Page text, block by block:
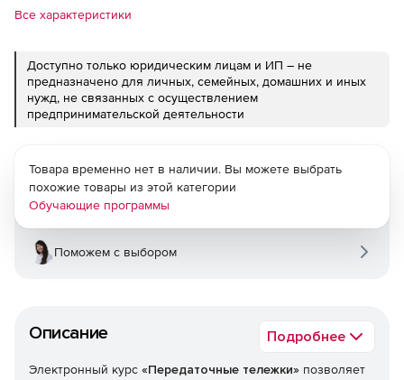
Все характеристики
Доступно только юридическим лицам и ИП – не
предназначено для личных, семейных, домашних и иных
нужд, не связанных с осуществлением
предпринимательской деятельности
Описание Подробнее
Электронный курс «Передаточные тележки» позволяет
Товара временно нет в наличии. Вы можете выбрать
похожие товары из этой категории
Обучающие программы
Поможем с выбором